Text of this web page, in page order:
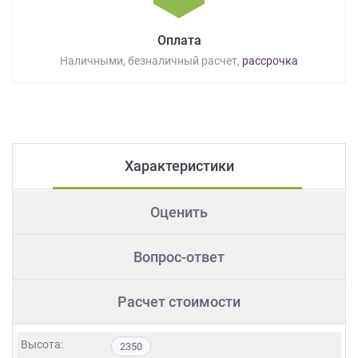
Оплата
Наличными, безналичный расчет, рассрочка
Характеристики
Оценить
Вопрос-ответ
Расчет стоимости
Высота: 2350